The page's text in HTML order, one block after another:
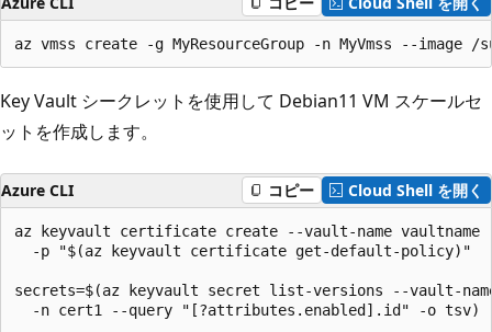
az vmss create -g MyResourceGroup -n MyVmss --image
Key Vault シークレットを使用して Debian11 VM スケールセ
ットを作成します。
Azure CLI コピー Cloud Shell を開く
az keyvault certificate create --vault-name
  -p "$(az keyvault certificate get-default-policy)"
secrets=$(az keyvault secret list-versions --vault-
  -n cert1 --query "[?attributes.enabled].id" -o tsv)